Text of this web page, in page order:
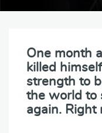
One month
killed
strength to
the world to
again. Right